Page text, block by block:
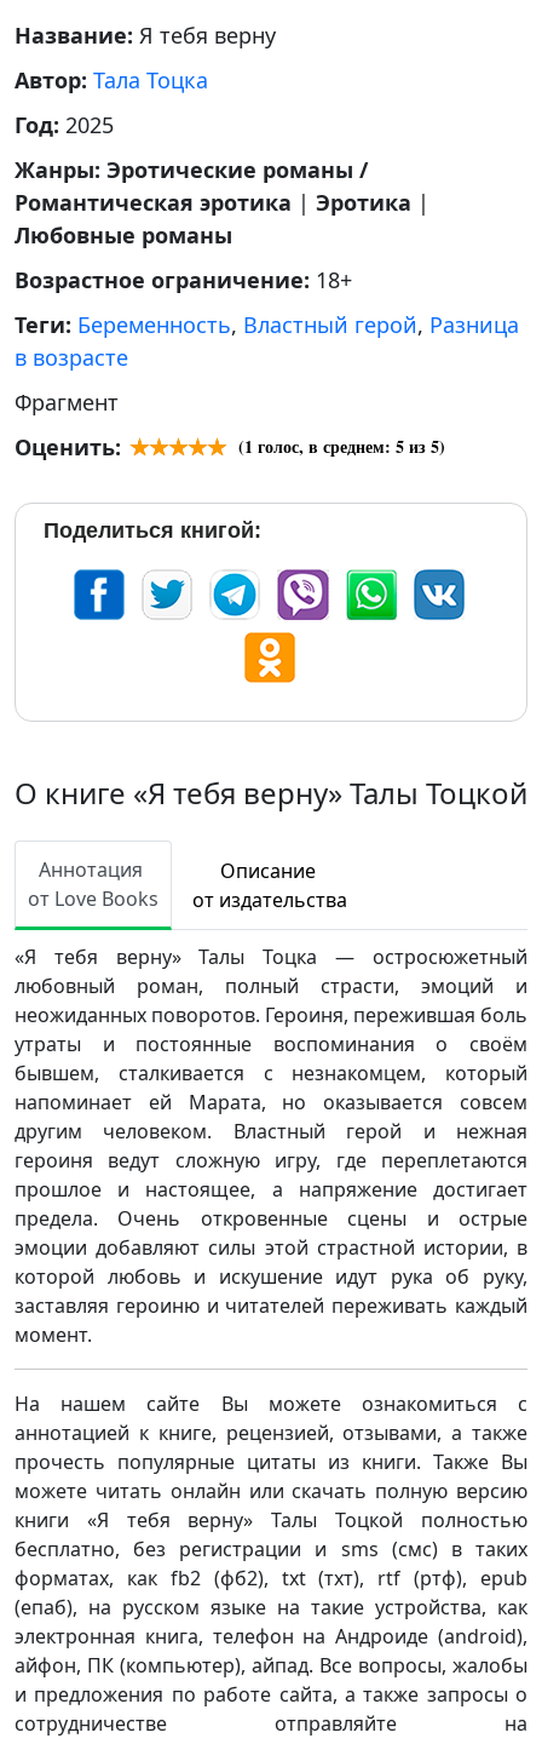
Название: Я тебя верну
Автор: Тала Тоцка
Год: 2025
Жанры: Эротические романы /
Романтическая эротика | Эротика |
Любовные романы
Возрастное ограничение: 18+
Теги: Беременность, Властный герой, Разница
в возрасте
Фрагмент
Оценить:
(1 голос, в среднем: 5из 5)
Поделиться книгой:
О книге «Я тебя верну» Талы Тоцкой
Аннотация
от Love Books
Описание
от издательства
«Я тебя верну» Талы Тоцка — остросюжетный
любовный роман, полный страсти, эмоций и
неожиданных поворотов. Героиня, пережившая боль
утраты и постоянные воспоминания о своём
бывшем, сталкивается с незнакомцем, который
напоминает ей Марата, но оказывается совсем
другим человеком. Властный герой и нежная
героиня ведут сложную игру, где переплетаются
прошлое и настоящее, а напряжение достигает
предела. Очень откровенные сцены и острые
эмоции добавляют силы этой страстной истории, в
которой любовь и искушение идут рука об руку,
заставляя героиню и читателей переживать каждый
момент.
На нашем сайте Вы можете ознакомиться с
аннотацией к книге, рецензией, отзывами, а также
прочесть популярные цитаты из книги. Также Вы
можете читать онлайн или скачать полную версию
книги «Я тебя верну» Талы Тоцкой полностью
бесплатно, без регистрации и sms (смс) в таких
форматах, как fb2 (фб2), txt (тхт), rtf (ртф), epub
(епаб), на русском языке на такие устройства, как
электронная книга, телефон на Андроиде (android),
айфон, ПК (компьютер), айпад. Все вопросы, жалобы
и предложения по работе сайта, а также запросы о
сотрудничестве отправляйте на